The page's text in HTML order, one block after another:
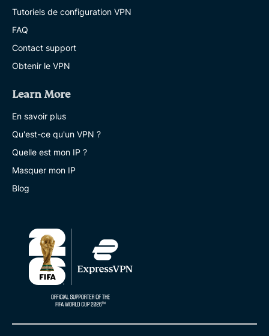
Tutoriels de configuration VPN
FAQ
Contact support
Obtenir le VPN
Learn More
En savoir plus
Qu'est-ce qu'un VPN ?
Quelle est mon IP ?
Masquer mon IP
Blog